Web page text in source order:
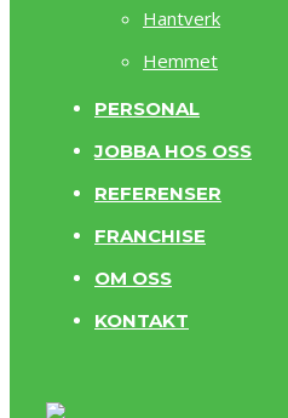
Hantverk
Hemmet
PERSONAL
JOBBA HOS OSS
REFERENSER
FRANCHISE
OM OSS
KONTAKT